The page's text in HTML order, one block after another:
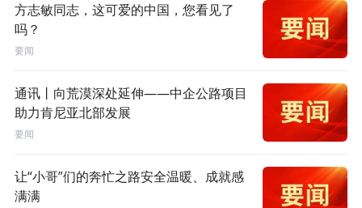
方志敏同志，这可爱的中国，您看见了
吗？
要闻
通讯丨向荒漠深处延伸——中企公路项目
助力肯尼亚北部发展
要闻
让“小哥”们的奔忙之路安全温暖、成就感
满满